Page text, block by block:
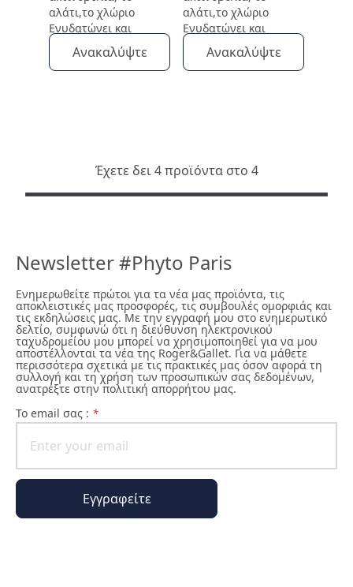
αλάτι,το χλώριο
Ενυδατώνει και
απομακρύνει τα
υπολλείματα
Ανακαλύψτε
αλάτι,το χλώριο
Ενυδατώνει και
απομακρύνει τα
υπολλείματα
Ανακαλύψτε
Έχετε δει 4 προϊόντα στο 4
Newsletter #Phyto Paris
Ενημερωθείτε πρώτοι για τα νέα μας προϊόντα, τις
αποκλειστικές μας προσφορές, τις συμβουλές ομορφιάς και
τις εκδηλώσεις μας. Με την εγγραφή μου στο ενημερωτικό
δελτίο, συμφωνώ ότι η διεύθυνση ηλεκτρονικού
ταχυδρομείου μου μπορεί να χρησιμοποιηθεί για να μου
αποστέλλονται τα νέα της Roger&Gallet. Για να μάθετε
περισσότερα σχετικά με τις πρακτικές μας όσον αφορά τη
συλλογή και τη χρήση των προσωπικών σας δεδομένων,
ανατρέξτε στην πολιτική απορρήτου μας.
To email σας : *
Εγγραφείτε